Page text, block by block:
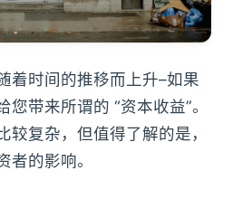
着时间的推移而上升–如果
带来所谓的 “资本收益”。
较复杂，但值得了解的是，
者的影响。